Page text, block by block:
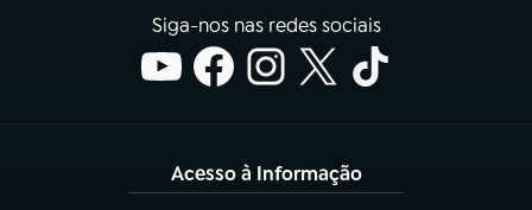
Siga-nos nas redes sociais
Acesso à Informação